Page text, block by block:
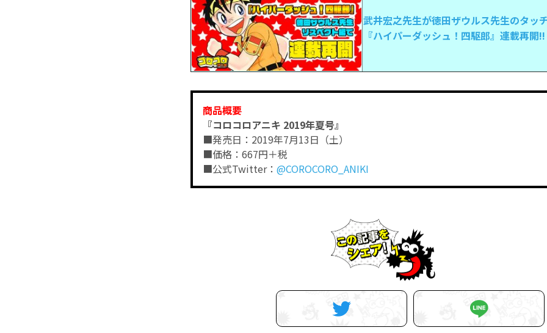
武井宏之先生が徳田ザウルス先生のタッ
『ハイパーダッシュ！四駆郎』連載再開!!
商品概要
『コロコロアニキ 2019年夏号』
■発売日：2019年7月13日（土）
■価格：667円＋税
■公式Twitter： @COROCORO_ANIKI